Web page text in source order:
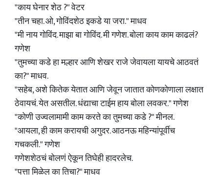
"काय घेनार शेठ ?" वेटर
"तीन चहा. ओ, गोविंदशेठ इकडे या जरा." माधव
"मी नाय गोविंद. माझा बा गोविंद. मी गणेश. बोला काय काम काढलं?
गणेश
"तुमच्या कडे हा मल्हार आणि शेखर राजे जेवायला यायचे आठवतं
का?" माधव.
"सहेब, अशे कितेक येतात आणि जेवून जातात कोणकोणाला लक्षात
ठेवायचं. येत असतील. धंद्याचा टाईम हाय बोला लवकर." गणेश
"कोणी उज्वलामामी काम करते का तुमच्या कडे ?" मीनल.
"आयला, ही काम करायची अगुदर. आठनऊ महिन्यांपूर्वीच
गचकली." गणेश
गणेशशेठचं बोलणं ऐकून तिघेही हादरलेच.
"पत्ता मिळेल का तिचा?" माधव